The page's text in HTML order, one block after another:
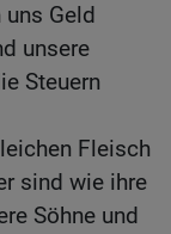
Geld
unsere
Steuern
Fleisch
sind wie ihre
Söhne und